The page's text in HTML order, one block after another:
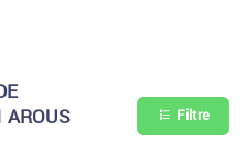
AROUS Filtre